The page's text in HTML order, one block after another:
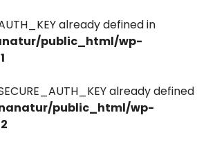
already defined in
public_html/wp-
already defined
public_html/wp-